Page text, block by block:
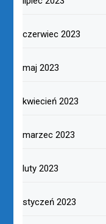
czerwiec 2023
maj 2023
kwiecień 2023
marzec 2023
luty 2023
styczeń 2023